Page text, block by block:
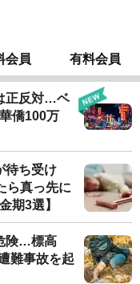
会員 有料会員
正反対…ベ
僑100万
待ち受け
ら真っ先に
期3選】
険…標高
難事故を起